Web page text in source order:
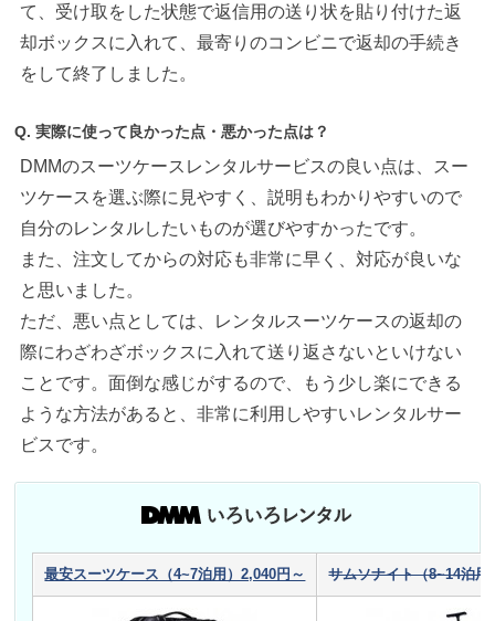
て、受け取をした状態で返信用の送り状を貼り付けた返
却ボックスに入れて、最寄りのコンビニで返却の手続き
をして終了しました。
Q. 実際に使って良かった点・悪かった点は？
DMMのスーツケースレンタルサービスの良い点は、スー
ツケースを選ぶ際に見やすく、説明もわかりやすいので
自分のレンタルしたいものが選びやすかったです。
また、注文してからの対応も非常に早く、対応が良いな
と思いました。
ただ、悪い点としては、レンタルスーツケースの返却の
際にわざわざボックスに入れて送り返さないといけない
ことです。面倒な感じがするので、もう少し楽にできる
ような方法があると、非常に利用しやすいレンタルサー
ビスです。
最安スーツケース（4~7泊用）2,040円～ サムソナイト（8~14泊用